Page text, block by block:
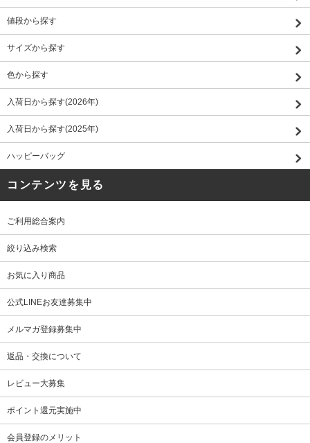
値段から探す
サイズから探す
色から探す
入荷日から探す(2026年)
入荷日から探す(2025年)
ハッピーバッグ
コンテンツを見る
ご利用総合案内
絞り込み検索
お気に入り商品
公式LINEお友達募集中
メルマガ登録募集中
返品・交換について
レビュー大募集
ポイント還元実施中
会員登録のメリット